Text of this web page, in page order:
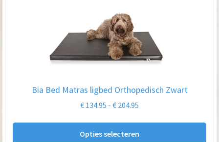
Bia Bed Matras ligbed Orthopedisch Zwart
€ 134.95 - € 204.95
€ 204.95
Opties selecteren
Dit